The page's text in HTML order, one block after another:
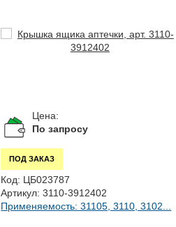
Цена:
По запросу
ПОД ЗАКАЗ
Код: ЦБ023787
Артикул: 3110-3912402
Применяемость: 31105, 3110, 3102...